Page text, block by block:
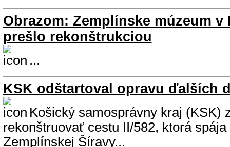
Obrazom: Zemplínske múzeum v
prešlo rekonštrukciou
...
KSK odštartoval opravu ďalších
Košický samosprávny kraj (KSK)
rekonštruovať cestu II/582, ktorá
Zemplínskej Šíravy...